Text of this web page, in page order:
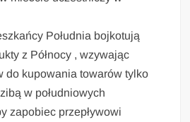
Południa bojkotują
z Północy , wzywając
do kupowania towarów tylko
w południowych
zapobiec przepływowi